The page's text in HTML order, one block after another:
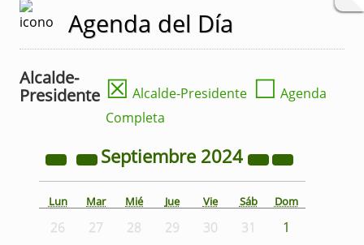
Agenda del Día
Alcalde-
Presidente ☒ Alcalde-Presidente ☐ Agenda
Completa
Septiembre 2024
Lun Mar Mié Jue Vie Sáb Dom
26 27 28 29 30 31
1